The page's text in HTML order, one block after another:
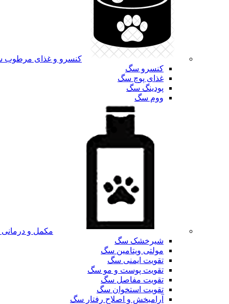
کنسرو و غذای
کنسرو سگ
غذای پوچ سگ
پودینگ سگ
ووم سگ
مکمل و
شیرخشک سگ
مولتی ویتامین سگ
تقویت ایمنی سگ
تقویت پوست و مو سگ
تقویت مفاصل سگ
تقویت استخوان سگ
آرامبخش و اصلاح رفتار سگ